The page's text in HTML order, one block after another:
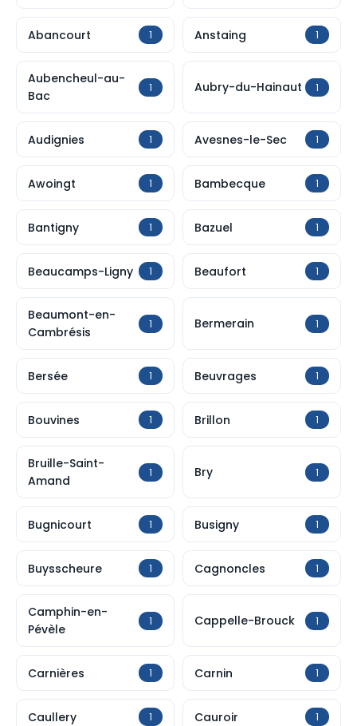
Abancourt 1 Anstaing 1
Aubencheul-au-
Bac
1 Aubry-du-Hainaut 1
Audignies 1 Avesnes-le-Sec 1
Awoingt 1 Bambecque 1
Bantigny 1 Bazuel 1
Beaucamps-Ligny 1 Beaufort 1
Beaumont-en-
Cambrésis
1 Bermerain 1
Bersée 1 Beuvrages 1
Bouvines 1 Brillon 1
Bruille-Saint-
Amand
1 Bry 1
Bugnicourt 1 Busigny 1
Buysscheure 1 Cagnoncles 1
Camphin-en-
Pévèle
1 Cappelle-Brouck 1
Carnières 1 Carnin 1
Caullery 1 Cauroir 1